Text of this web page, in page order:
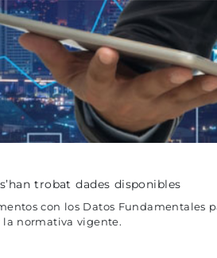
trobat dades disponibles
con los Datos Fundamentales
la normativa vigente.